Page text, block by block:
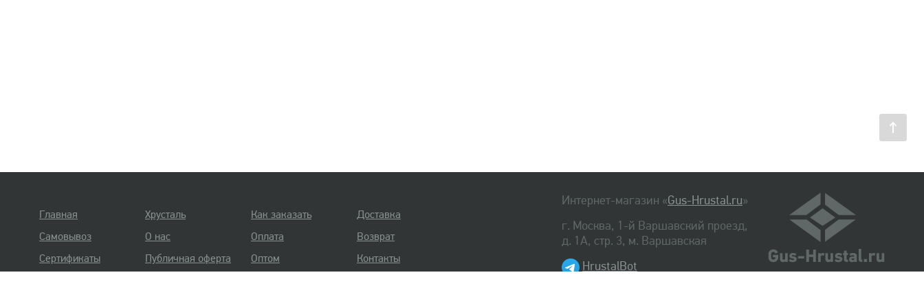
Интернет-магазин «Gus-Hrustal.ru»
г. Москва, 1-й Варшавский проезд,
д. 1А, стр. 3, м. Варшавская
HrustalBot
Главная Хрусталь Как заказать
Доставка
Самовывоз
О нас Оплата
Возврат
Сертификаты
Публичная оферта Оптом Контакты